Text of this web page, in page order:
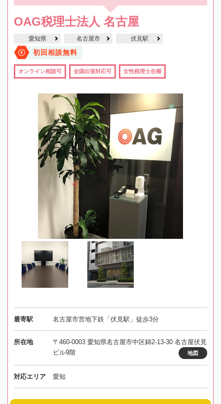
OAG税理士法人 名古屋
愛知県 名古屋市 伏見駅
初回相談無料
オンライン相談可 全国出張対応可 女性税理士在籍
最寄駅 名古屋市営地下鉄「伏見駅」徒歩3分
所在地
〒460-0003 愛知県名古屋市中区錦2-13-30 名古屋伏見
ビル9階
地図
対応エリア 愛知